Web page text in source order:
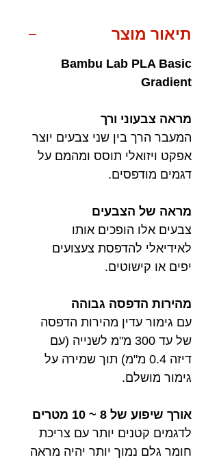
תיאור מוצר
Bambu Lab PLA Basic
Gradient
מראה צבעוני ורך
המעבר הרך בין שני צבעים יוצר
אפקט ויזואלי תוסס ומהמם על
דגמים מודפסים.
מראה של הצבעים
צבעים אלו הופכים אותו
לאידיאלי להדפסת צעצועים
יפים או קישוטים.
מהירות הדפסה גבוהה
עם גימור עדין מהירות הדפסה
של עד 300 מ"מ לשנייה (עם
דיזה 0.4 מ"מ) תוך שמירה על
גימור מושלם.
אורך שיפוע של 8 ~ 10 מטרים
לדגמים קטנים יותר עם צריכת
חומר גלם נמוך יותר יהיה מראה